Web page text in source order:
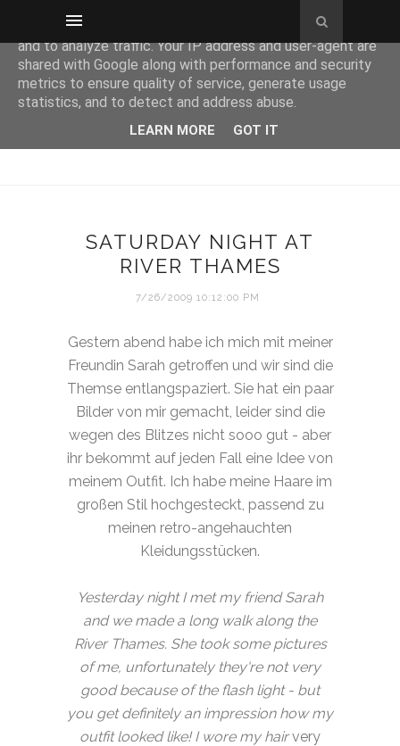
SATURDAY NIGHT AT
RIVER THAMES
7/26/2009 10:12:00 PM
Gestern abend habe ich mich mit meiner
Freundin Sarah getroffen und wir sind die
Themse entlangspaziert. Sie hat ein paar
Bilder von mir gemacht, leider sind die
wegen des Blitzes nicht sooo gut - aber
ihr bekommt auf jeden Fall eine Idee von
meinem Outfit. Ich habe meine Haare im
großen Stil hochgesteckt, passend zu
meinen retro-angehauchten
Kleidungsstücken.
Yesterday night I met my friend Sarah
and we made a long walk along the
River Thames. She took some pictures
of me, unfortunately they're not very
good because of the flash light - but
you get definitely an impression how my
outfit looked like! I wore my hairvery
This site uses cookies from Google to deliver its services
and to analyze traffic. Your IP address and user-agent are
shared with Google along with performance and security
metrics to ensure quality of service, generate usage
statistics, and to detect and address abuse.
LEARN MORE GOT IT